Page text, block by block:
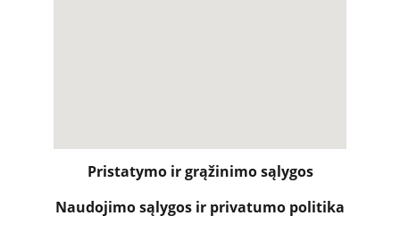
Naudojimo sąlygos ir privatumo politika
Pristatymo ir grąžinimo sąlygos